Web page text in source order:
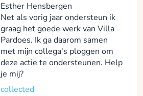
Esther Hensbergen
Net als vorig jaar ondersteun ik
graag het goede werk van Villa
Pardoes. Ik ga daarom samen
met mijn collega's ploggen om
deze actie te ondersteunen. Help
je mij?
collected